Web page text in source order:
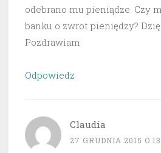
odebrano mu pieniądze. Czy
banku o zwrot pieniędzy?
Pozdrawiam
Odpowiedz
Claudia
27 GRUDNIA 2015 O